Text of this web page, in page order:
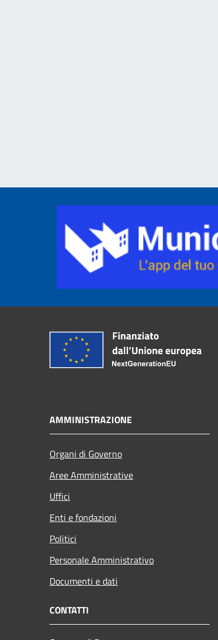
AMMINISTRAZIONE
Organi di Governo
Aree Amministrative
Uffici
Enti e fondazioni
Politici
Personale Amministrativo
Documenti e dati
CONTATTI